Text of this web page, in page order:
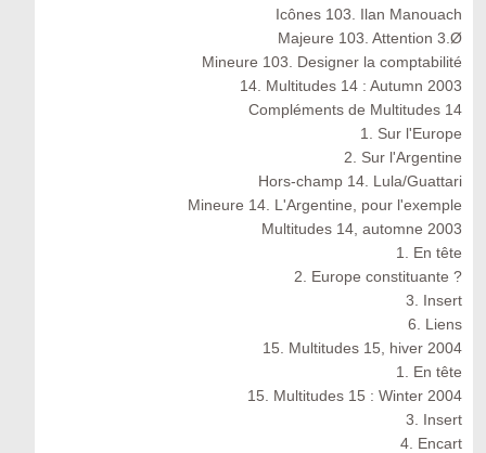
Icônes 103. Ilan Manouach
Majeure 103. Attention 3.Ø
Mineure 103. Designer la comptabilité
14. Multitudes 14 : Autumn 2003
Compléments de Multitudes 14
1. Sur l'Europe
2. Sur l'Argentine
Hors-champ 14. Lula/Guattari
Mineure 14. L'Argentine, pour l'exemple
Multitudes 14, automne 2003
1. En tête
2. Europe constituante ?
3. Insert
6. Liens
15. Multitudes 15, hiver 2004
1. En tête
15. Multitudes 15 : Winter 2004
3. Insert
4. Encart